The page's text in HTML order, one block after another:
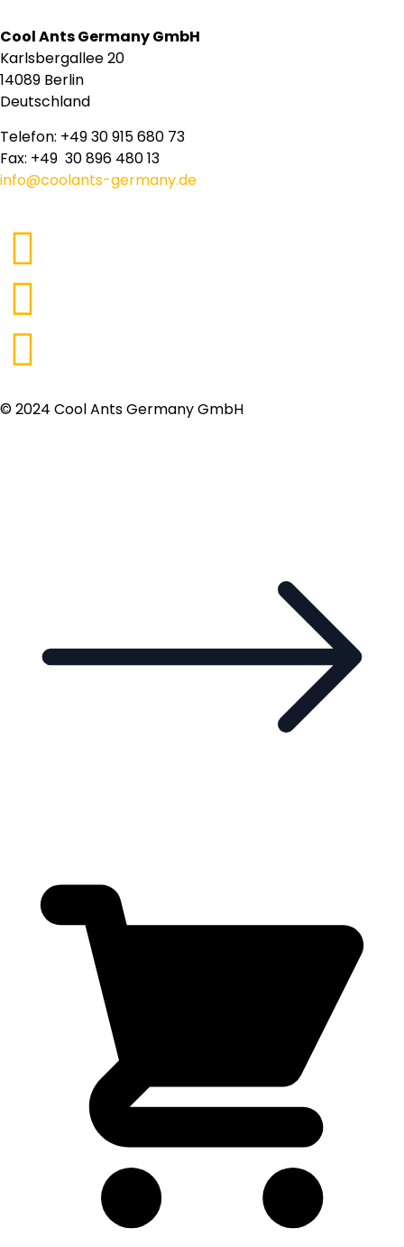
Cool Ants Germany GmbH
Karlsbergallee 20
14089 Berlin
Deutschland
Telefon: +49 30 915 680 73
Fax: +49 30 896 480 13
info@coolants-germany.de
© 2024 Cool Ants Germany GmbH